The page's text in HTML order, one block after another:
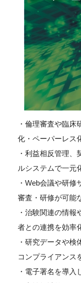
・倫理審査や臨
化・ペーパーレス
・利益相反管理、
ルシステムで一元
・Web会議や研
審査・研修が可能
・治験関連の情
者との連携を効率
・研究データや検
コンプライアンス
・電子署名を導入